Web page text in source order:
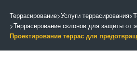
Террасирование>Услуги террасирования>
>Террасирование склонов для защиты от
Проектирование террас для